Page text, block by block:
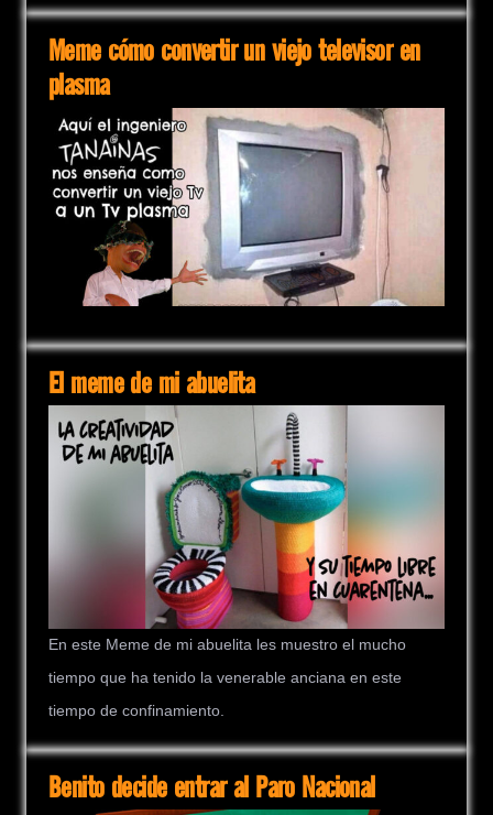
Meme cómo convertir un viejo televisor en
plasma
El meme de mi abuelita
En este Meme de mi abuelita les muestro el mucho
tiempo que ha tenido la venerable anciana en este
tiempo de confinamiento.
Benito decide entrar al Paro Nacional